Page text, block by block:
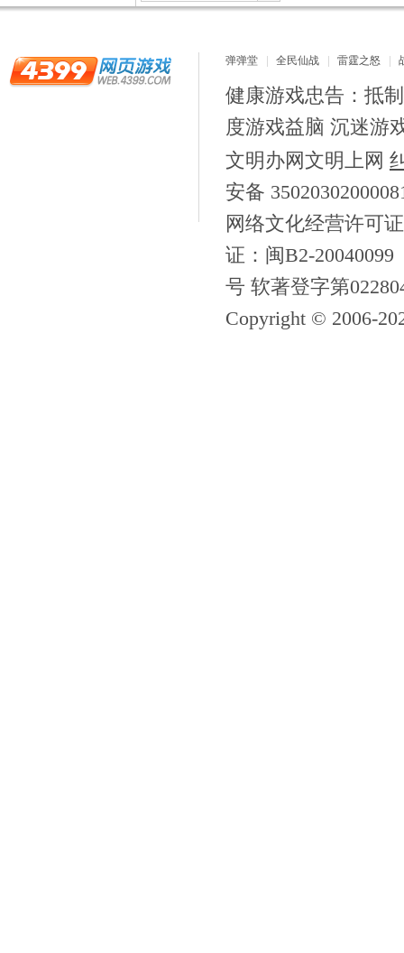
弹弹堂 全民仙战 雷霆之怒
健康游戏忠告：抵
度游戏益脑 沉迷游
文明办网文明上网
安备
网络文化经营许可
证：闽B2-20040099
号 软著登字第
Copyright © 2006-